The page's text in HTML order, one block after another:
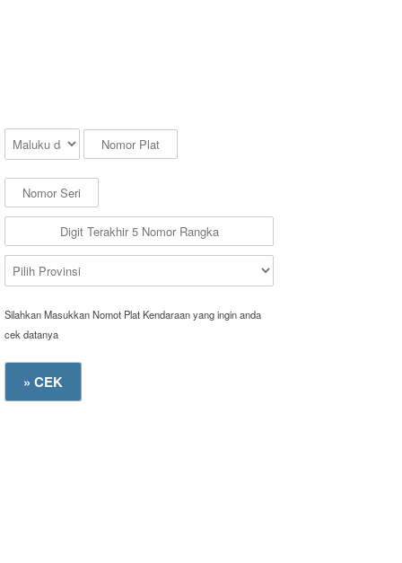
Silahkan Masukkan Nomot Plat Kendaraan yang ingin anda
cek datanya